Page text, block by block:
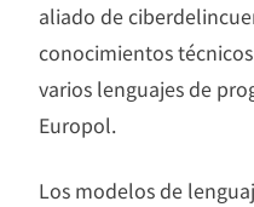
aliado de
conocimientos
varios lenguajes de
Europol.
Los modelos de